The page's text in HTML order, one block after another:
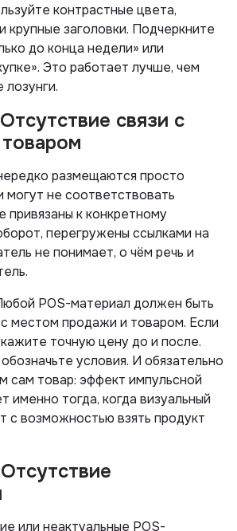
контрастные цвета,
крупные заголовки. Подчеркните
до конца недели» или
Это работает лучше, чем
связи с
размещаются просто
могут не соответствовать
привязаны к конкретному
перегружены ссылками на
не понимает, о чём речь и
POS-материал должен быть
местом продажи и товаром. Если
точную цену до и после.
условия. И обязательно
сам товар: эффект импульсной
именно тогда, когда визуальный
с возможностью взять продукт
или неактуальные POS-